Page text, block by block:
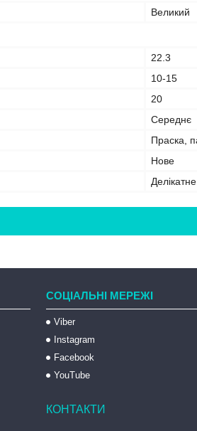
Великий
22.3
10-15
20
Середнє
Праска,
Нове
СОЦІАЛЬНІ МЕРЕЖІ
Viber
Instagram
Facebook
YouTube